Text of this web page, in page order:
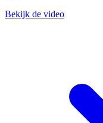
Bekijk de video